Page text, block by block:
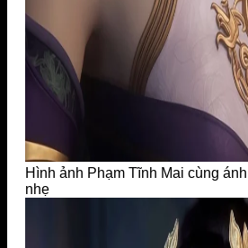
Hình ảnh Phạm Tĩnh Mai cùng
nhẹ